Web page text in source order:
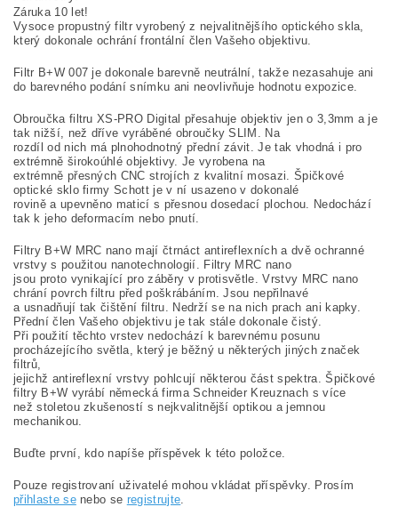
Záruka 10 let!
Vysoce propustný filtr vyrobený z nejvalitnějšího optického skla,
který dokonale ochrání frontální člen Vašeho objektivu.
Filtr B+W 007 je dokonale barevně neutrální, takže nezasahuje ani
do barevného podání snímku ani neovlivňuje hodnotu expozice.
Obroučka filtru XS-PRO Digital přesahuje objektiv jen o 3,3mm a je
tak nižší, než dříve vyráběné obroučky SLIM. Na
rozdíl od nich má plnohodnotný přední závit. Je tak vhodná i pro
extrémně širokoúhlé objektivy. Je vyrobena na
extrémně přesných CNC strojích z kvalitní mosazi. Špičkové
optické sklo firmy Schott je v ní usazeno v dokonalé
rovině a upevněno maticí s přesnou dosedací plochou. Nedochází
tak k jeho deformacím nebo pnutí.
Filtry B+W MRC nano mají čtrnáct antireflexních a dvě ochranné
vrstvy s použitou nanotechnologií. Filtry MRC nano
jsou proto vynikající pro záběry v protisvětle. Vrstvy MRC nano
chrání povrch filtru před poškrábáním. Jsou nepřilnavé
a usnadňují tak čištění filtru. Nedrží se na nich prach ani kapky.
Přední člen Vašeho objektivu je tak stále dokonale čistý.
Při použití těchto vrstev nedochází k barevnému posunu
procházejícího světla, který je běžný u některých jiných značek
filtrů,
jejichž antireflexní vrstvy pohlcují některou část spektra. Špičkové
filtry B+W vyrábí německá firma Schneider Kreuznach s více
než stoletou zkušeností s nejkvalitnější optikou a jemnou
mechanikou.
Buďte první, kdo napíše příspěvek k této položce.
Pouze registrovaní uživatelé mohou vkládat příspěvky. Prosím
přihlaste senebo se registrujte